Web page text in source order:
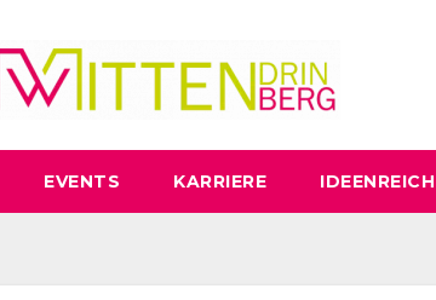
EVENTS KARRIERE IDEENREICH